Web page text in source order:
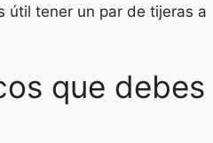
útil tener un par de tijeras a
que debes